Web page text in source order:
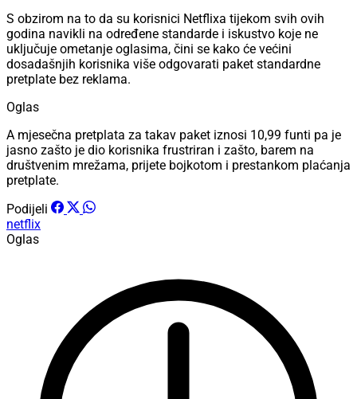
S obzirom na to da su korisnici Netflixa tijekom svih ovih
godina navikli na određene standarde i iskustvo koje ne
uključuje ometanje oglasima, čini se kako će većini
dosadašnjih korisnika više odgovarati paket standardne
pretplate bez reklama.
Oglas
A mjesečna pretplata za takav paket iznosi 10,99 funti pa je
jasno zašto je dio korisnika frustriran i zašto, barem na
društvenim mrežama, prijete bojkotom i prestankom plaćanja
pretplate.
Podijeli
netflix
Oglas